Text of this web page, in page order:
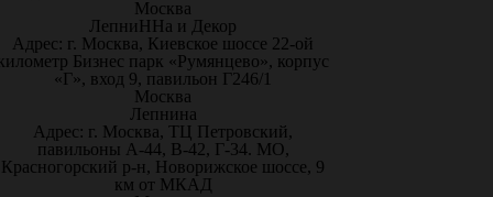
Москва
ЛепниННа и Декор
Адрес: г. Москва, Киевское шоссе 22-ой
Бизнес парк «Румянцево», корпус
«Г», вход 9, павильон Г246/1
Москва
Лепнина
Адрес: г. Москва, ТЦ Петровский,
павильоны А-44, В-42, Г-34. МО,
Красногорский р-н, Новорижское шоссе, 9
км от МКАД